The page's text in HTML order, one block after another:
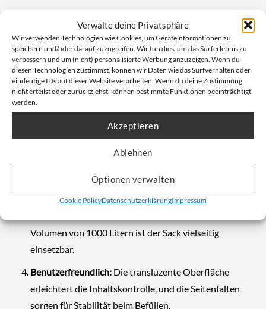
Verwalte deine Privatsphäre
Wir verwenden Technologien wie Cookies, um Geräteinformationen zu
speichern und/oder darauf zuzugreifen. Wir tun dies, um das Surferlebnis zu
verbessern und um (nicht) personalisierte Werbung anzuzeigen. Wenn du
diesen Technologien zustimmst, können wir Daten wie das Surfverhalten oder
eindeutige IDs auf dieser Website verarbeiten. Wenn du deine Zustimmung
nicht erteilst oder zurückziehst, können bestimmte Funktionen beeinträchtigt
werden.
Akzeptieren
Ablehnen
Optionen verwalten
Cookie PolicyDatenschutzerklärungImpressum
Warum der PE Seitenfaltensack
900+600x1800 mm die beste Wahl ist
Umweltfreundlich:
Material schont natürliche Ressourcen und trägt zu
einer nachhaltigen Verpackungslösung bei.
sorgt für Strapazierfähigkeit und Schutz, auch bei
anspruchsvollen Einsätzen.
Volumen von 1000 Litern ist der Sack vielseitig
einsetzbar.
Benutzerfreundlich:Die transluzente Oberfläche
erleichtert die Inhaltskontrolle, und die Seitenfalten
sorgen für Stabilität beim Befüllen.